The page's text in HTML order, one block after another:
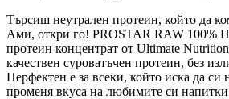
Търсиш неутрален протеин, който да
Ами, откри го! PROSTAR RAW 100%
протеин концентрат от Ultimate
качествен суроватъчен протеин, без
Перфектен е за всеки, който иска да си
променя вкуса на любимите си